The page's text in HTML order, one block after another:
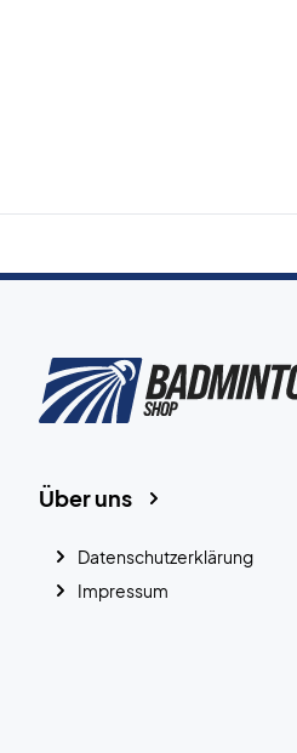
Über uns
Datenschutzerklärung
Impressum